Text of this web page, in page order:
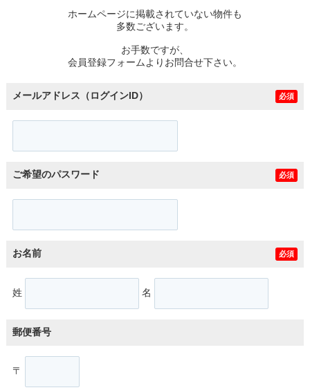
ホームページに掲載されていない物件も
多数ございます。
お手数ですが、
会員登録フォームよりお問合せ下さい。
メールアドレス（ログインID） 必須
ご希望のパスワード 必須
お名前 必須
姓 名
郵便番号
〒